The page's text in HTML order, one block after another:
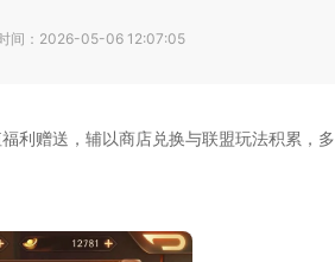
间： 2026-05-06 12:07:05
利赠送，辅以商店兑换与联盟玩法积累，多